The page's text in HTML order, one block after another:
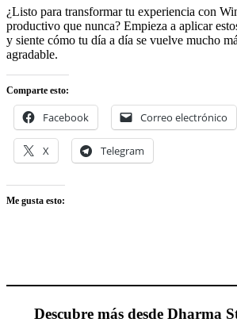
¿Listo para transformar tu experiencia con
productivo que nunca? Empieza a aplicar
y siente cómo tu día a día se vuelve mucho
agradable.
Comparte esto:
Facebook Correo electrónico
X Telegram
Me gusta esto:
Descubre más desde Dharma